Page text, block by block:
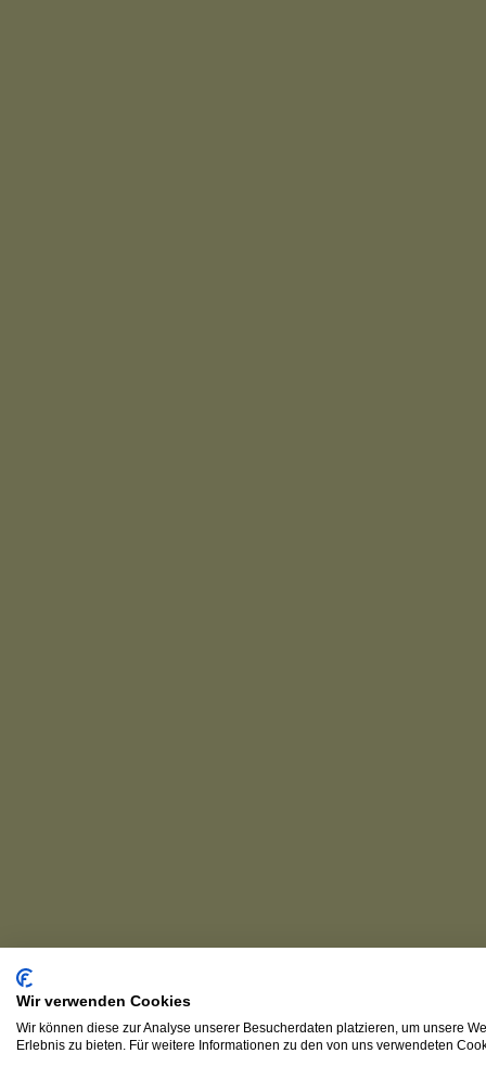
Wir verwenden Cookies
Wir können diese zur Analyse unserer Besucherdaten platzieren, um unsere
Erlebnis zu bieten. Für weitere Informationen zu den von uns verwendeten